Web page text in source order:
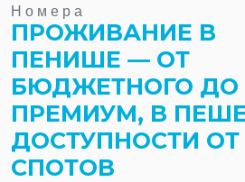
Номера
ПРОЖИВАНИЕ В
ПЕНИШЕ — ОТ
БЮДЖЕТНОГО ДО
ПРЕМИУМ, В
ДОСТУПНОСТИ ОТ
СПОТОВ